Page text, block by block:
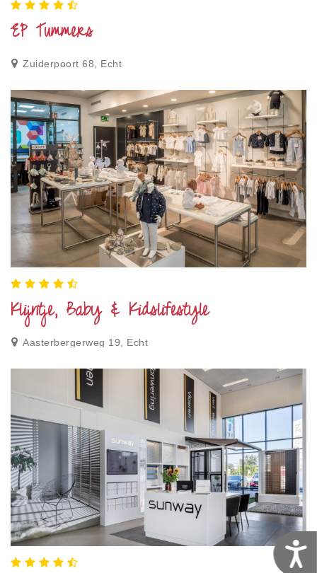
EP Tummers
Zuiderpoort 68, Echt
Klijntje, Baby & Kidslifestyle
Aasterbergerweg 19, Echt